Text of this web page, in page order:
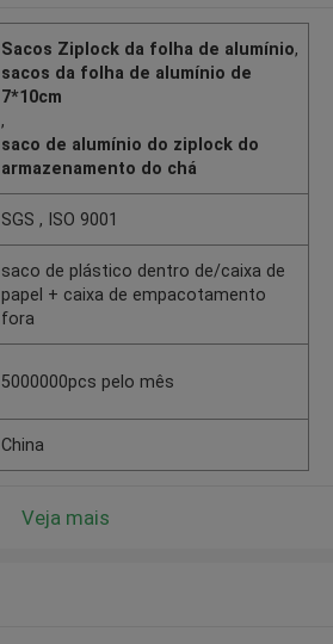
Sacos Ziplock da folha de alumínio,
sacos da folha de alumínio de
7*10cm
,
saco de alumínio do ziplock do
armazenamento do chá
SGS , ISO 9001
saco de plástico dentro de/caixa de
papel + caixa de empacotamento
fora
5000000pcs pelo mês
China
Veja mais